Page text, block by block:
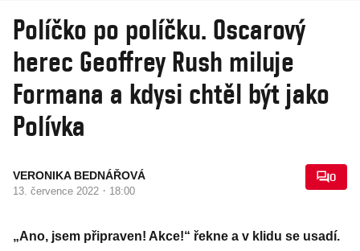
Políčko po políčku. Oscarový
herec Geoffrey Rush miluje
Formana a kdysi chtěl být jako
Polívka
VERONIKA BEDNÁŘOVÁ
13. července 2022 · 18:00
0
„Ano, jsem připraven! Akce!“ řekne a v klidu se usadí.